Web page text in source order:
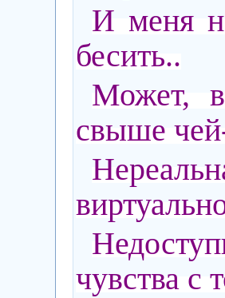
И меня
бесить..
Может,
свыше
чувства с